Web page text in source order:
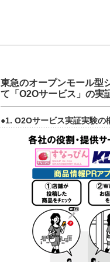
東急のオープンモール型
て「O2Oサービス」の実
●1. O2Oサービス実証実験の